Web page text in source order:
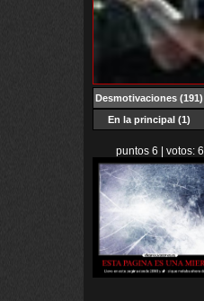
Desmotivaciones(191)
En la principal (1)
puntos 6 | votos: 6